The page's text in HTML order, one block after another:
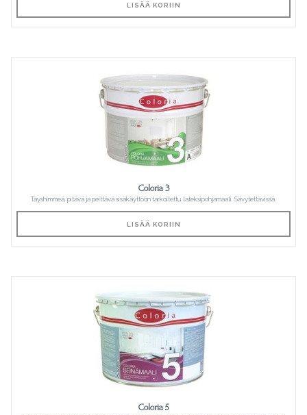
LISÄÄ KORIIN
Coloria 3
Täyshimmeä, pitävä ja peittävä sisäkäyttöön tarkoitettu lateksipohjamaali. Sävytettävissä.
LISÄÄ KORIIN
Coloria 5